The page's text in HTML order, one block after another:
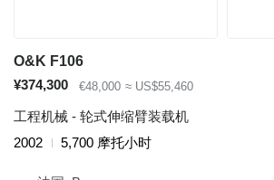
O&K F106
¥374,300
€48,000 ≈ US$55,460
工程机械 - 轮式伸缩臂装载机
2002
5,700 摩托小时